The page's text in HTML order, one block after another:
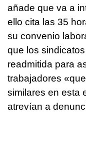
añade que va a
ello cita las 35
su convenio
que los
readmitida para
trabajadores
similares en esta
atrevían a